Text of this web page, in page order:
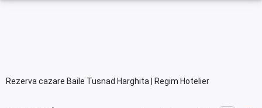
Rezerva cazare Baile Tusnad Harghita | Regim Hotelier